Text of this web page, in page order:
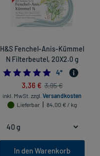
H&S Fenchel-Anis-Kümmel
N Filterbeutel, 20X2.0 g
5.0
4*
3,36 € 3,95 €
inkl. MwSt. zzgl. Versandkosten
Lieferbar
84,00 € / kg
In den Warenkorb